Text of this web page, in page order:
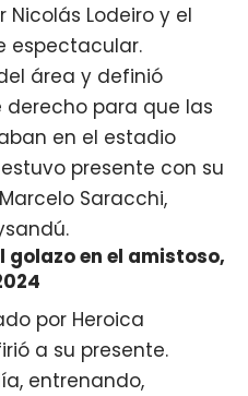
Lodeiro y el
espectacular.
área y definió
derecho para que las
en el estadio
presente con su
Saracchi,
en el amistoso,
por Heroica
a su presente.
entrenando,